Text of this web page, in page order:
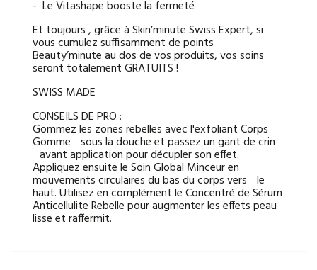
- Le Vitashape booste la fermeté
Et toujours , grâce à Skin’minute Swiss Expert, si
vous cumulez suffisamment de points
Beauty’minute au dos de vos produits, vos soins
seront totalement GRATUITS !
SWISS MADE
CONSEILS DE PRO :
Gommez les zones rebelles avec l'exfoliant Corps
Gomme sous la douche et passez un gant de crin
avant application pour décupler son effet.
Appliquez ensuite le Soin Global Minceur en
mouvements circulaires du bas du corps vers le
haut. Utilisez en complément le Concentré de Sérum
Anticellulite Rebelle pour augmenter les effets peau
lisse et raffermit.